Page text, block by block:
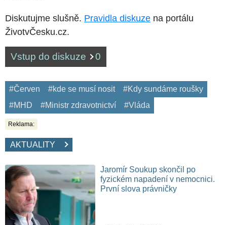
Diskutujme slušně. Pravidla diskuze na portálu
ŽivotvČesku.cz.
Vstup do diskuze 0
#Červen #kde se musí nosit
#Kdy sundáme roušky
#MHD
#Ministr zdravotnictví #Vláda
Reklama:
AKTUALITY
Jaromír Soukup skončil po
fyzickém napadení v nemocnici.
První slova právničky